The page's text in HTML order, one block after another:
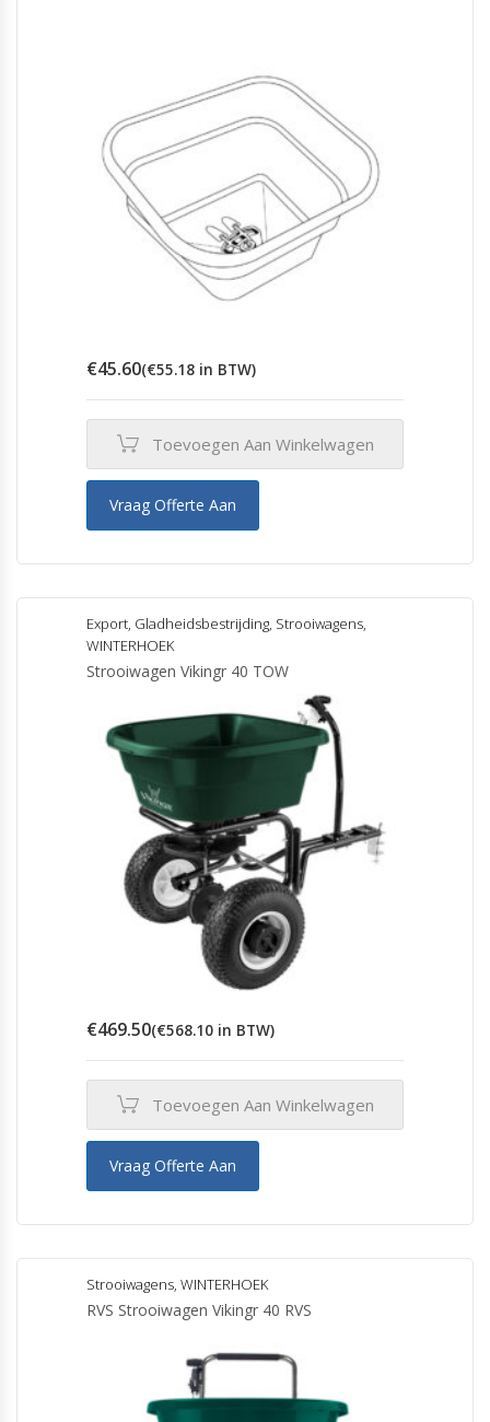
€45.60(€55.18 in BTW)
Toevoegen Aan Winkelwagen
Vraag Offerte Aan
Export, Gladheidsbestrijding, Strooiwagens,
WINTERHOEK
Strooiwagen Vikingr 40 TOW
€469.50(€568.10 in BTW)
Toevoegen Aan Winkelwagen
Vraag Offerte Aan
Strooiwagens, WINTERHOEK
RVS Strooiwagen Vikingr 40 RVS